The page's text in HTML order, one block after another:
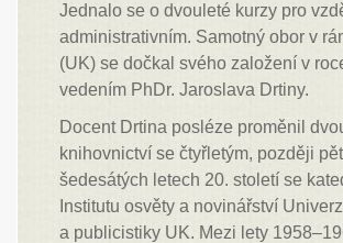
Jednalo se o dvouleté kurzy pro
administrativním. Samotný obor v
(UK) se dočkal svého založení v
vedením PhDr. Jaroslava Drtiny.
Docent Drtina posléze proměnil
knihovnictví se čtyřletým, později
šedesátých letech 20. století se
Institutu osvěty a novinářství
a publicistiky UK. Mezi lety